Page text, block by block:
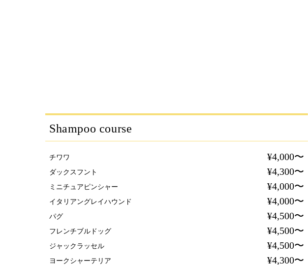
Shampoo course
チワワ ¥4,000〜
ダックスフント ¥4,300〜
ミニチュアピンシャー ¥4,000〜
イタリアングレイハウンド ¥4,000〜
パグ ¥4,500〜
フレンチブルドッグ ¥4,500〜
ジャックラッセル ¥4,500〜
ヨークシャーテリア ¥4,300〜